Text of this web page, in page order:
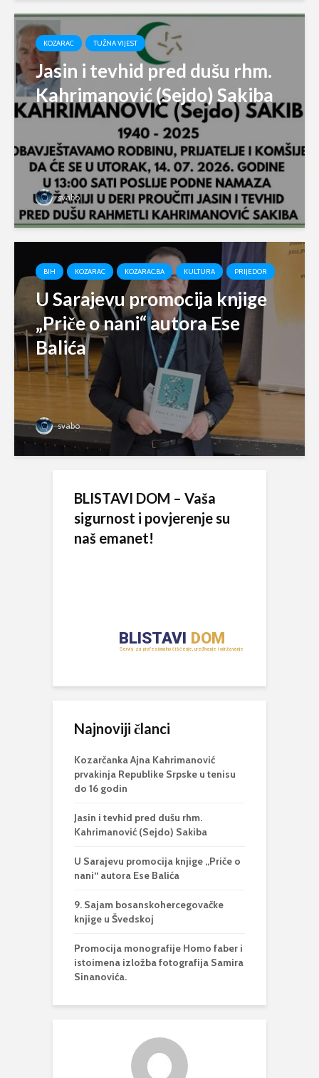
KOZARAC TUŽNA VIJEST
Jasin i tevhid pred dušu rhm.
Kahrimanović (Sejdo) Sakiba
svabo
BIH KOZARAC KOZARAC.BA KULTURA PRIJEDOR
U Sarajevu promocija knjige
„Priče o nani“ autora Ese
Balića
svabo
BLISTAVI DOM – Vaša
sigurnost i povjerenje su
naš emanet!
Najnoviji članci
Kozarčanka Ajna Kahrimanović
prvakinja Republike Srpske u tenisu
do 16 godin
Jasin i tevhid pred dušu rhm.
Kahrimanović (Sejdo) Sakiba
U Sarajevu promocija knjige „Priče o
nani“ autora Ese Balića
9. Sajam bosanskohercegovačke
knjige u Švedskoj
Promocija monografije Homo faber i
istoimena izložba fotografija Samira
Sinanovića.